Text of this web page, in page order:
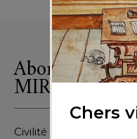
Abonnez-
MIR
Civilité :
Chers